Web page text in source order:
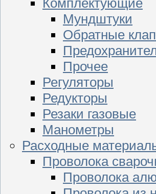
Мундштуки
Обратные
Прочее
Регуляторы
Редукторы
Резаки газовые
Манометры
Расходные
Проволока
Проволока